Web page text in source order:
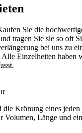
Sie die
tragen Sie sie so oft
bei uns zu
Einzelheiten haben
die Krönung eines
Volumen, Länge und